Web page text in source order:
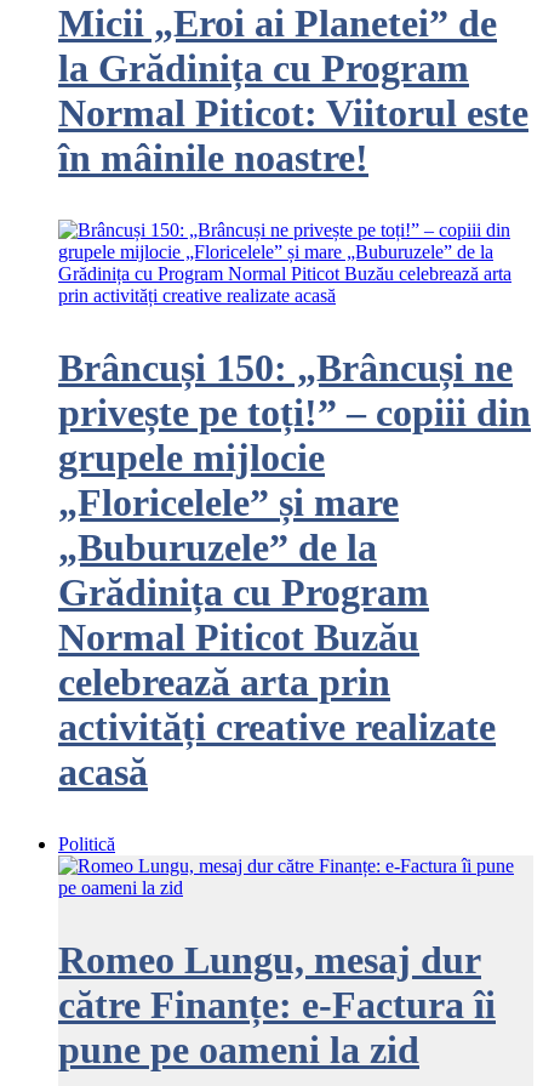
Micii „Eroi ai Planetei” de
la Grădinița cu Program
Normal Piticot: Viitorul este
în mâinile noastre!
Brâncuși 150: „Brâncuși ne
privește pe toți!” – copiii din
grupele mijlocie
„Floricelele” și mare
„Buburuzele” de la
Grădinița cu Program
Normal Piticot Buzău
celebrează arta prin
activități creative realizate
acasă
Politică
Romeo Lungu, mesaj dur
către Finanțe: e‑Factura îi
pune pe oameni la zid